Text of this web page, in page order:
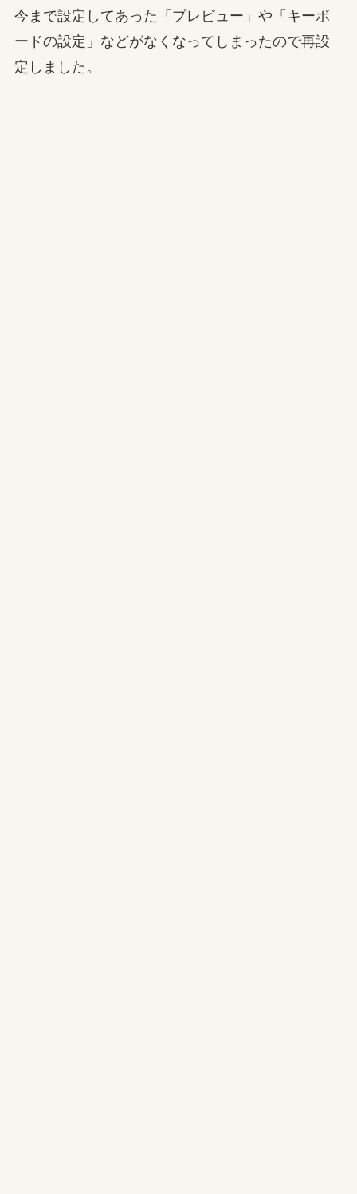
今まで設定してあった「プレビュー」や「キーボ
ードの設定」などがなくなってしまったので再設
定しました。